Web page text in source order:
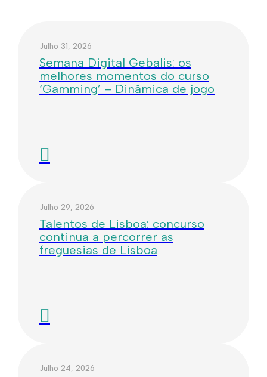
Julho 31, 2026
Semana Digital Gebalis: os
melhores momentos do curso
‘Gamming’ – Dinâmica de jogo
Julho 29, 2026
Talentos de Lisboa: concurso
continua a percorrer as
freguesias de Lisboa
Julho 24, 2026